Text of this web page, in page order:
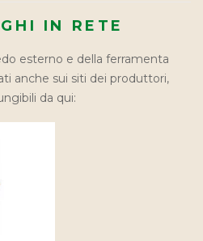
IN RETE
esterno e della ferramenta
anche sui siti dei produttori,
da qui: